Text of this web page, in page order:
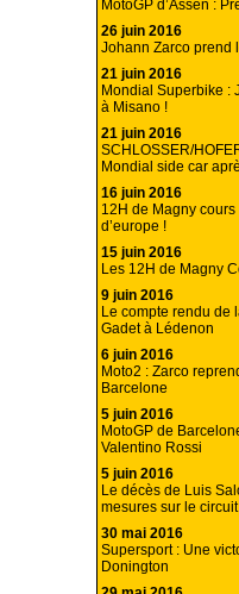
MotoGP d’Assen :
26 juin 2016
Johann Zarco prend
21 juin 2016
Mondial Superbike :
à Misano !
21 juin 2016
SCHLOSSER/
Mondial side car
16 juin 2016
12H de Magny
d’europe !
15 juin 2016
Les 12H de Magny
9 juin 2016
Le compte rendu de
Gadet à Lédenon
6 juin 2016
Moto2 : Zarco
Barcelone
5 juin 2016
MotoGP de
Valentino Rossi
5 juin 2016
Le décès de Luis
mesures sur le
30 mai 2016
Supersport : Une
Donington